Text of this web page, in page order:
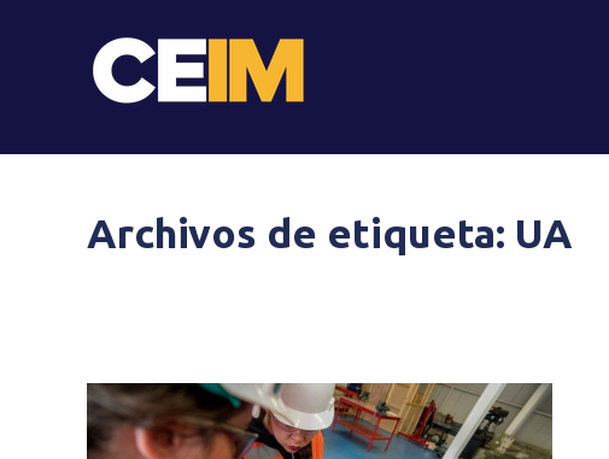
Archivos de etiqueta: UA